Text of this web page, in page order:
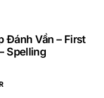
Đánh Vần – First
Spelling